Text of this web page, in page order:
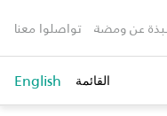
عن ومضة تواصلوا معنا
القائمة English